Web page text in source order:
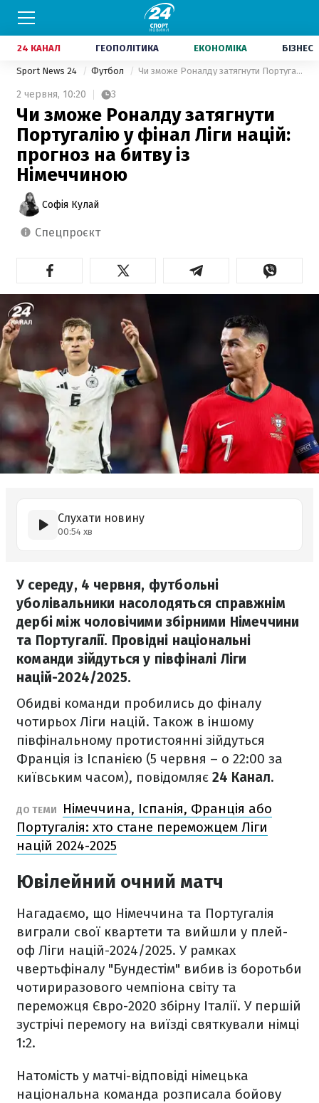
24 КАНАЛ ГЕОПОЛІТИКА ЕКОНОМІКА БІЗНЕС
Sport News 24 Футбол Чи зможе Роналду затягнути Португалію у фінал Ліги націй: прогноз на битву із Німеччиною
2 червня, 10:20 3
Чи зможе Роналду затягнути
Португалію у фінал Ліги націй:
прогноз на битву із
Німеччиною
Софія Кулай
спецпроєкт
Слухати новину
00:54 хв
У середу, 4 червня, футбольні
уболівальники насолодяться справжнім
дербі між чоловічими збірними Німеччини
та Португалії. Провідні національні
команди зійдуться у півфіналі Ліги
націй-2024/2025.
Обидві команди пробились до фіналу
чотирьох Ліги націй. Також в іншому
півфінальному протистоянні зійдуться
Франція із Іспанією (5 червня – о 22:00 за
київським часом), повідомляє 24 Канал.
ДО ТЕМИ
Німеччина, Іспанія, Франція або
Португалія: хто стане переможцем Ліги
націй 2024-2025
Ювілейний очний матч
Нагадаємо, що Німеччина та Португалія
виграли свої квартети та вийшли у плей-
оф Ліги націй-2024/2025. У рамках
чвертьфіналу "Бундестім" вибив із боротьби
чотириразового чемпіона світу та
переможця Євро-2020 збірну Італії. У першій
зустрічі перемогу на виїзді святкували німці
1:2.
Натомість у матчі-відповіді німецька
національна команда розписала бойову